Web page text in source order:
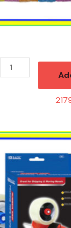
21435
PARA
TAPE
quantity